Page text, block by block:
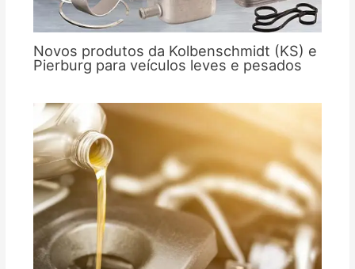
Novos produtos da Kolbenschmidt (KS) e
Pierburg para veículos leves e pesados